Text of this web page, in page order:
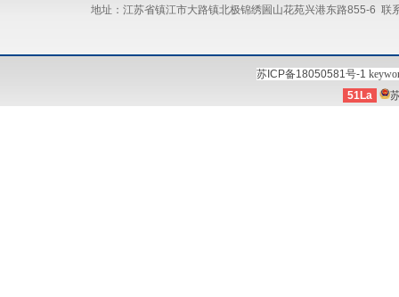
地址：江苏省镇江市大路镇北极锦绣圌山花苑兴港东路855-6
苏ICP备18050581号-1
51La